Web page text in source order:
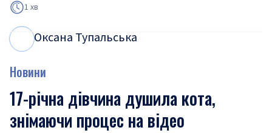
1 хв
Оксана Тупальська
Новини
17-річна дівчина душила кота,
знімаючи процес на відео